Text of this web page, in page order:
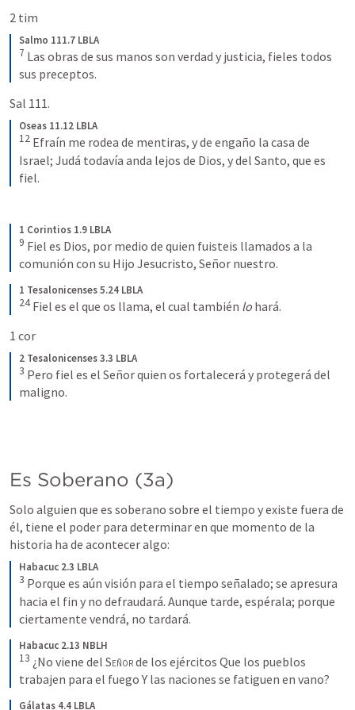
2 tim
Salmo 111.7 LBLA
7 Las obras de sus manos son verdad y justicia, fieles todos
sus preceptos.
Sal 111.
Oseas 11.12 LBLA
12 Efraín me rodea de mentiras, y de engaño la casa de
Israel; Judá todavía anda lejos de Dios, y del Santo, que es
fiel.
1 Corintios 1.9 LBLA
9 Fiel es Dios, por medio de quien fuisteis llamados a la
comunión con su Hijo Jesucristo, Señor nuestro.
1 Tesalonicenses 5.24 LBLA
24 Fiel es el que os llama, el cual también lo hará.
1 cor
2 Tesalonicenses 3.3 LBLA
3 Pero fiel es el Señor quien os fortalecerá y protegerá del
maligno.
Es Soberano (3a)
Solo alguien que es soberano sobre el tiempo y existe fuera de
él, tiene el poder para determinar en que momento de la
historia ha de acontecer algo:
Habacuc 2.3 LBLA
3 Porque es aún visión para el tiempo señalado; se apresura
hacia el fin y no defraudará. Aunque tarde, espérala; porque
ciertamente vendrá, no tardará.
Habacuc 2.13 NBLH
13 ¿No viene del Señor de los ejércitos Que los pueblos
trabajen para el fuego Y las naciones se fatiguen en vano?
Gálatas 4.4 LBLA